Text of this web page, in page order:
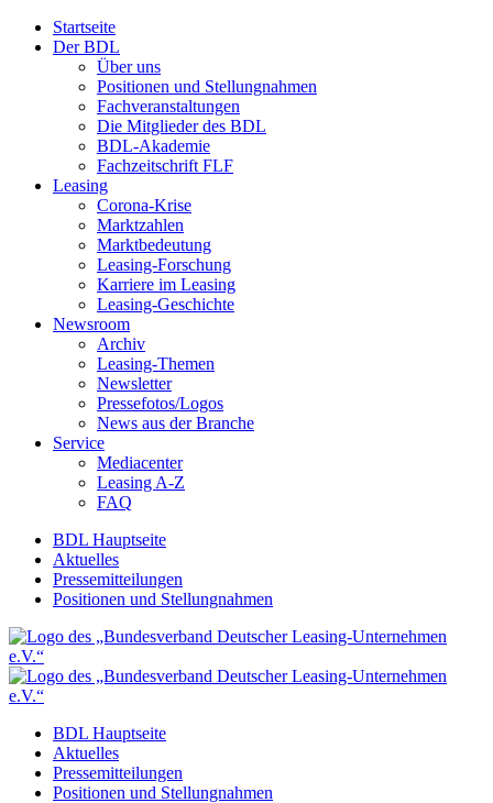
Startseite
Der BDL
Über uns
Positionen und Stellungnahmen
Fachveranstaltungen
Die Mitglieder des BDL
BDL-Akademie
Fachzeitschrift FLF
Leasing
Corona-Krise
Marktzahlen
Marktbedeutung
Leasing-Forschung
Karriere im Leasing
Leasing-Geschichte
Newsroom
Archiv
Leasing-Themen
Newsletter
Pressefotos/Logos
News aus der Branche
Service
Mediacenter
Leasing A-Z
FAQ
BDL Hauptseite
Aktuelles
Pressemitteilungen
Positionen und Stellungnahmen
BDL Hauptseite
Aktuelles
Pressemitteilungen
Positionen und Stellungnahmen